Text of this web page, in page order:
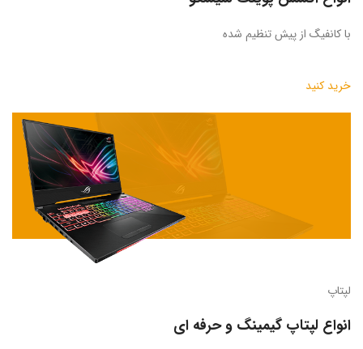
با کانفیگ از پیش تنظیم شده
خرید کنید
لپتاپ
انواع لپتاپ گیمینگ و حرفه ای